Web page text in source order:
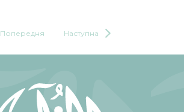
Попередня Наступна